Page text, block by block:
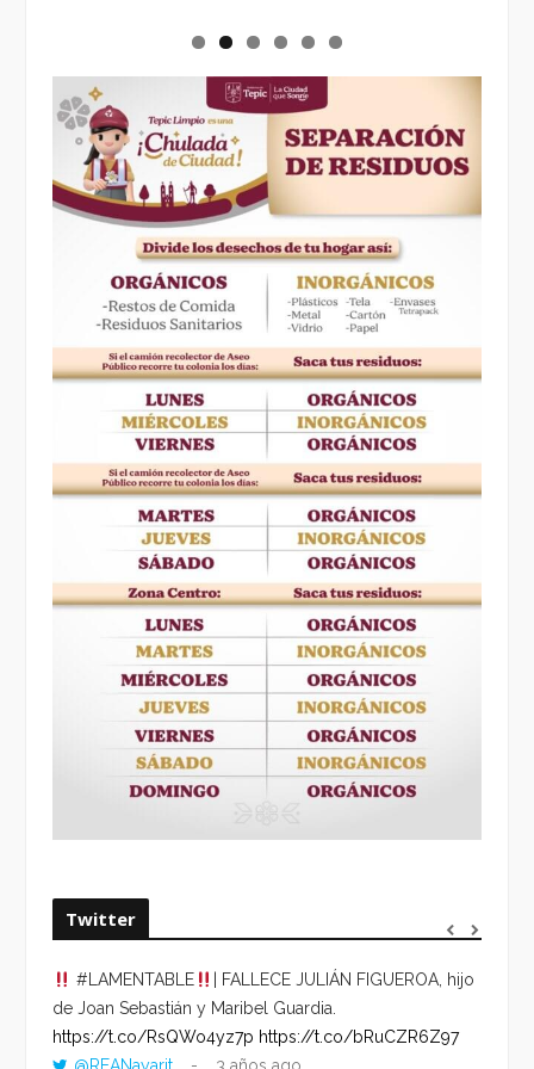
Twitter
#LAMENTABLE
| FALLECE JULIÁN FIGUEROA, hijo
de Joan Sebastián y Maribel Guardia.
https://t.co/RsQWo4yz7p https://t.co/bRuCZR6Z97